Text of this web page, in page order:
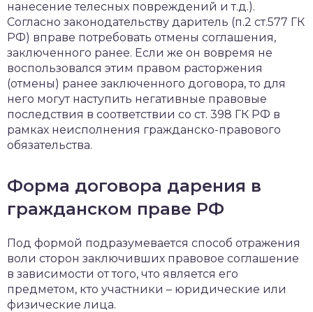
нанесение телесных повреждений и т.д.).
Согласно законодательству даритель (п.2 ст.577 ГК
РФ) вправе потребовать отмены соглашения,
заключенного ранее. Если же он вовремя не
воспользовался этим правом расторжения
(отмены) ранее заключенного договора, то для
него могут наступить негативные правовые
последствия в соответствии со ст. 398 ГК РФ в
рамках неисполнения гражданско-правового
обязательства.
Форма договора дарения в
гражданском праве РФ
Под формой подразумевается способ отражения
воли сторон заключивших правовое соглашение
в зависимости от того, что является его
предметом, кто участники – юридические или
физические лица.